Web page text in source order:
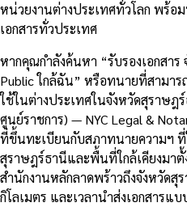
หน่วยงานต่างประเทศทั่วโลก พร้อ
เอกสารทั่วประเทศ
หากคุณกำลังค้นหา “รับรองเอกสา
Public ใกล้ฉัน” หรือทนายที่สามาร
ใช้ในต่างประเทศในจังหวัดสุราษ
ศูนย์ราชการ) — NYC Legal &
ที่ขึ้นทะเบียนกับสภาทนายความฯ ที่
สุราษฎร์ธานีและพื้นที่ใกล้เคียงมาตั้
สำนักงานหลักลาดพร้าวถึงจังหวัด
กิโลเมตร และเวลานำส่งเอกสารแ